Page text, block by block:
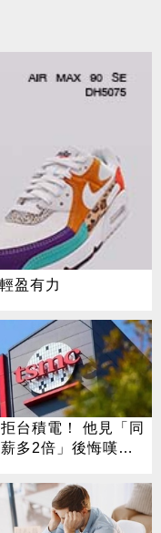
盈有力
台積電！ 他見「同
多2倍」後悔嘆：
不要了